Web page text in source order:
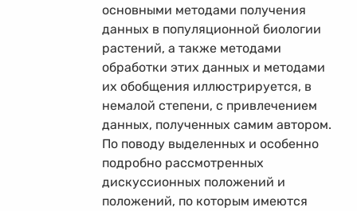
основными методами получения
данных в популяционной биологии
растений, а также методами
обработки этих данных и методами
их обобщения иллюстрируется, в
немалой степени, с привлечением
данных, полученных самим автором.
По поводу выделенных и особенно
подробно рассмотренных
дискуссионных положений и
положений, по которым имеются